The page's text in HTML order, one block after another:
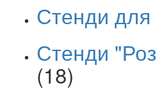
Стенди для
Стенди
(18)